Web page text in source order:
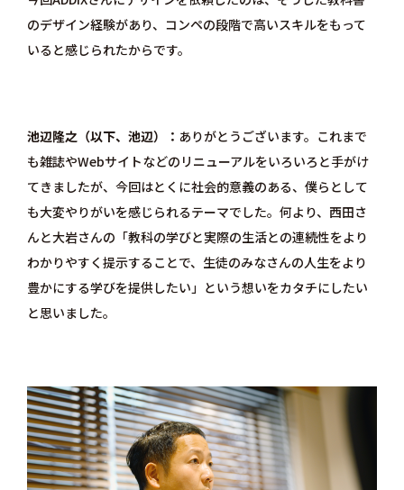
のデザイン経験があり、コンペの段階で高いスキルをもって
いると感じられたからです。
池辺隆之（以下、池辺）
ありがとうございます。これまで
も雑誌やWebサイトなどのリニューアルをいろいろと手がけ
てきましたが、今回はとくに社会的意義のある、僕らとして
も大変やりがいを感じられるテーマでした。何より、西田さ
んと大岩さんの「教科の学びと実際の生活との連続性をより
わかりやすく提示することで、生徒のみなさんの人生をより
豊かにする学びを提供したい」という想いをカタチにしたい
と思いました。